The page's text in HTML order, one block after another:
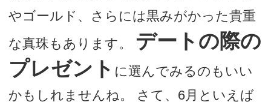
やゴールド、さらには黒みがかった貴重
な真珠もあります。 デートの際の
プレゼント に選んでみるのもいい
かもしれませんね。 さて、6月といえば